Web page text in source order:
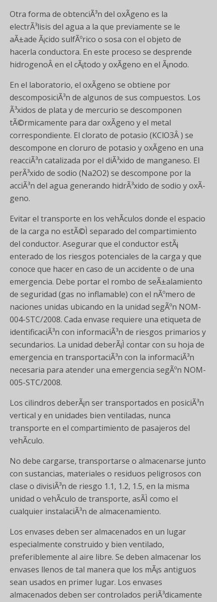
Otra forma de obtenciÃ³n del oxÃ­geno es la
electrÃ³lisis del agua a la que previamente se le
aÃ±ade Ã¡cido sulfÃºrico o sosa con el objeto de
hacerla conductora. En este proceso se desprende
hidrogenoÂ en el cÃ¡todo y oxÃ­geno en el Ã¡nodo.
En el laboratorio, el oxÃ­geno se obtiene por
descomposiciÃ³n de algunos de sus compuestos. Los
Ã³xidos de plata y de mercurio se descomponen
tÃ©rmicamente para dar oxÃ­geno y el metal
correspondiente. El clorato de potasio (KClO3Â ) se
descompone en cloruro de potasio y oxÃ­geno en una
reacciÃ³n catalizada por el diÃ³xido de manganeso. El
perÃ³xido de sodio (Na2O2) se descompone por la
acciÃ³n del agua generando hidrÃ³xido de sodio y oxÃ­
geno.
Evitar el transporte en los vehÃ­culos donde el espacio
de la carga no estÃ©Ì separado del compartimiento
del conductor. Asegurar que el conductor estÃ¡
enterado de los riesgos potenciales de la carga y que
conoce que hacer en caso de un accidente o de una
emergencia. Debe portar el rombo de seÃ±alamiento
de seguridad (gas no inflamable) con el nÃºmero de
naciones unidas ubicando en la unidad segÃºn NOM-
004-STC/2008. Cada envase requiere una etiqueta de
identificaciÃ³n con informaciÃ³n de riesgos primarios y
secundarios. La unidad deberÃ¡Ì contar con su hoja de
emergencia en transportaciÃ³n con la informaciÃ³n
necesaria para atender una emergencia segÃºn NOM-
005-STC/2008.
Los cilindros deberÃ¡n ser transportados en posiciÃ³n
vertical y en unidades bien ventiladas, nunca
transporte en el compartimiento de pasajeros del
vehÃ­culo.
No debe cargarse, transportarse o almacenarse junto
con sustancias, materiales o residuos peligrosos con
clase o divisiÃ³n de riesgo 1.1, 1.2, 1.5, en la misma
unidad o vehÃ­culo de transporte, asÃ­Ì como el
cualquier instalaciÃ³n de almacenamiento.
Los envases deben ser almacenados en un lugar
especialmente construido y bien ventilado,
preferiblemente al aire libre. Se deben almacenar los
envases llenos de tal manera que los mÃ¡s antiguos
sean usados en primer lugar. Los envases
almacenados deben ser controlados periÃ³dicamente